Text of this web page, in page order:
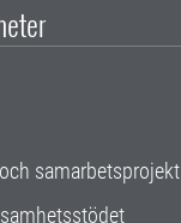
samarbetsprojekt